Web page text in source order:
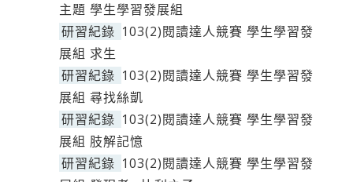
主題 學生學習發展組
研習紀錄 103(2)閱讀達人競賽 學生學習發
展組 求生
研習紀錄 103(2)閱讀達人競賽 學生學習發
展組 尋找絲凱
研習紀錄 103(2)閱讀達人競賽 學生學習發
展組 肢解記憶
研習紀錄 103(2)閱讀達人競賽 學生學習發